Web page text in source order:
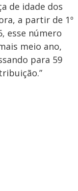
de idade dos
a partir de 1º
esse número
meio ano,
para 59